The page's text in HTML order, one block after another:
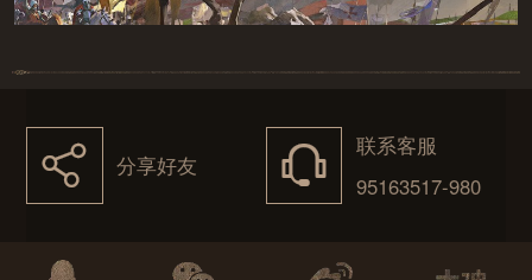
򰀂 分享好友 򰀃
联系客服
95163517-980